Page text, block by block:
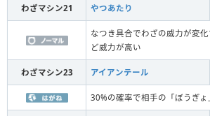
わざマシン21 やつあたり
なつき具合でわざの威力が変
ど威力が高い
わざマシン23 アイアンテール
30%の確率で相手の「ぼうぎ